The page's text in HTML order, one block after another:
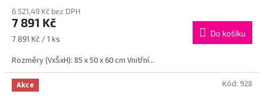
A
6 521,49 Kč bez DPH
7 891 Kč
Měrná
7 891 Kč / 1 ks
Do košíku
Rozměry (VxŠxH): 85 x 50 x 60 cm Vnitřní...
Akce Kód: 928